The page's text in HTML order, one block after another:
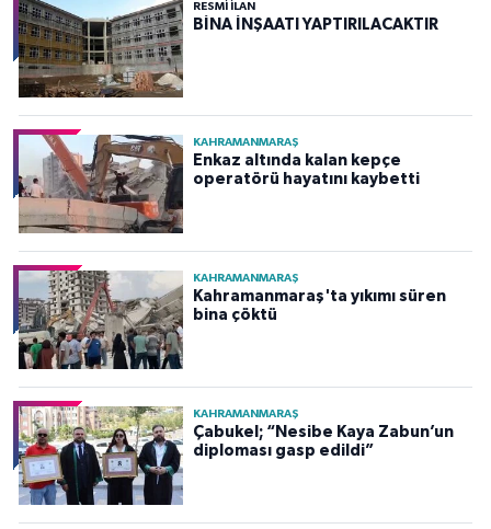
RESMİ İLAN
BİNA İNŞAATI YAPTIRILACAKTIR
KAHRAMANMARAŞ
Enkaz altında kalan kepçe
operatörü hayatını kaybetti
KAHRAMANMARAŞ
Kahramanmaraş'ta yıkımı süren
bina çöktü
KAHRAMANMARAŞ
Çabukel; “Nesibe Kaya Zabun’un
diploması gasp edildi”